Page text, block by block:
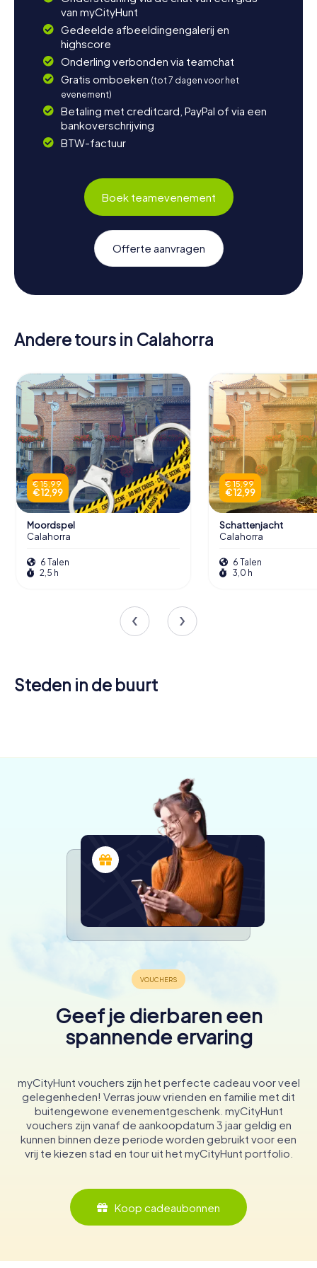
van myCityHunt
Gedeelde afbeeldingengalerij en
highscore
Onderling verbonden via teamchat
Gratis omboeken (tot 7 dagen voor het
evenement)
Betaling met creditcard, PayPal of via een
bankoverschrijving
BTW-factuur
Boek teamevenement
Offerte aanvragen
Andere tours in Calahorra
€ 15,99
€ 12,99
Moordspel
Calahorra
6 Talen
2,5 h
€ 15,99
€ 12,99
Schattenjacht
Calahorra
6 Talen
3,0 h
Steden in de buurt
Geef je dierbaren een
spannende ervaring
myCityHunt vouchers zijn het perfecte cadeau voor veel
gelegenheden! Verras jouw vrienden en familie met dit
buitengewone evenementgeschenk. myCityHunt
vouchers zijn vanaf de aankoopdatum 3 jaar geldig en
kunnen binnen deze periode worden gebruikt voor een
vrij te kiezen stad en tour uit het myCityHunt portfolio.
Koop cadeaubonnen